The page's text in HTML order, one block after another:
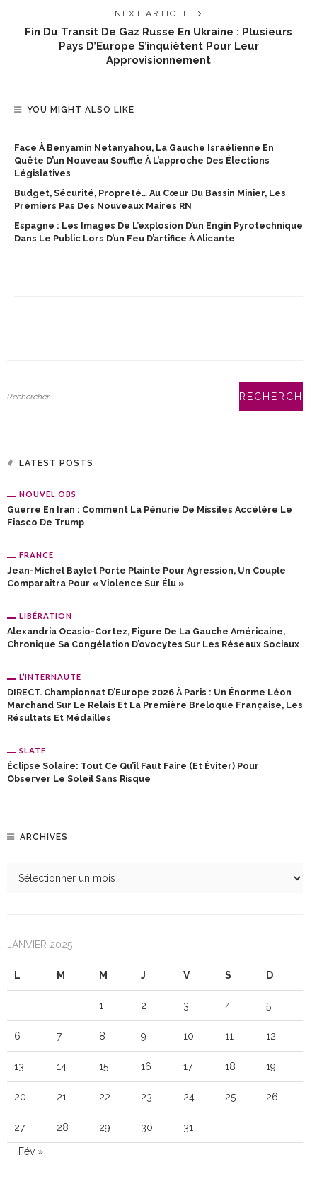
NEXT ARTICLE
Fin Du Transit De Gaz Russe En Ukraine : Plusieurs
Pays D’Europe S’inquiètent Pour Leur
Approvisionnement
YOU MIGHT ALSO LIKE
Face À Benyamin Netanyahou, La Gauche Israélienne En
Quête D’un Nouveau Souffle À L’approche Des Élections
Législatives
Budget, Sécurité, Propreté… Au Cœur Du Bassin Minier, Les
Premiers Pas Des Nouveaux Maires RN
Espagne : Les Images De L’explosion D’un Engin Pyrotechnique
Dans Le Public Lors D’un Feu D’artifice À Alicante
LATEST POSTS
NOUVEL OBS
Guerre En Iran : Comment La Pénurie De Missiles Accélère Le
Fiasco De Trump
FRANCE
Jean-Michel Baylet Porte Plainte Pour Agression, Un Couple
Comparaîtra Pour « Violence Sur Élu »
LIBÉRATION
Alexandria Ocasio-Cortez, Figure De La Gauche Américaine,
Chronique Sa Congélation D’ovocytes Sur Les Réseaux Sociaux
L’INTERNAUTE
DIRECT. Championnat D’Europe 2026 À Paris : Un Énorme Léon
Marchand Sur Le Relais Et La Première Breloque Française, Les
Résultats Et Médailles
SLATE
Éclipse Solaire: Tout Ce Qu’il Faut Faire (et Éviter) Pour
Observer Le Soleil Sans Risque
ARCHIVES
JANVIER 2025
L M M J V S D
1 2 3 4 5
6 7 8 9 10 11 12
13 14 15 16 17 18 19
20 21 22 23 24 25 26
27 28 29 30 31
Fév »